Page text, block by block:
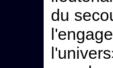
du